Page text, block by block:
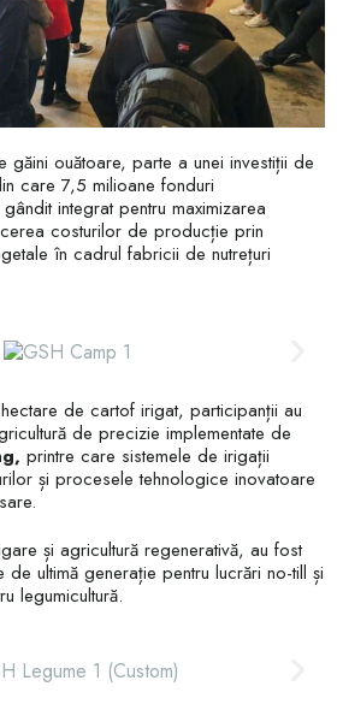
găini ouătoare, parte a unei investiții de
care 7,5 milioane fonduri
integrat pentru maximizarea
costurilor de producție prin
în cadrul fabricii de nutrețuri
de cartof irigat, participanții au
de precizie implementate de
printre care sistemele de irigații
și procesele tehnologice inovatoare
și agricultură regenerativă, au fost
de ultimă generație pentru lucrări no-till și
legumicultură.